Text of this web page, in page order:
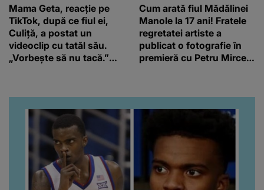
Mama Geta, reacție pe
TikTok, după ce fiul ei,
Culiță, a postat un
videoclip cu tatăl său.
„Vorbește să nu tacă.”
Cum arată fiul Mădălinei
Manole la 17 ani! Fratele
regretatei artiste a
publicat o fotografie în
premieră cu Petru Mircea